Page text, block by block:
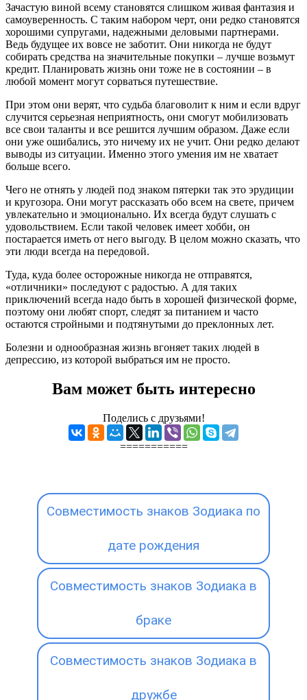
Зачастую виной всему становятся слишком живая фантазия и
самоуверенность. С таким набором черт, они редко становятся
хорошими супругами, надежными деловыми партнерами.
Ведь будущее их вовсе не заботит. Они никогда не будут
собирать средства на значительные покупки – лучше возьмут
кредит. Планировать жизнь они тоже не в состоянии – в
любой момент могут сорваться путешествие.
При этом они верят, что судьба благоволит к ним и если вдруг
случится серьезная неприятность, они смогут мобилизовать
все свои таланты и все решится лучшим образом. Даже если
они уже ошибались, это ничему их не учит. Они редко делают
выводы из ситуации. Именно этого умения им не хватает
больше всего.
Чего не отнять у людей под знаком пятерки так это эрудиции
и кругозора. Они могут рассказать обо всем на свете, причем
увлекательно и эмоционально. Их всегда будут слушать с
удовольствием. Если такой человек имеет хобби, он
постарается иметь от него выгоду. В целом можно сказать, что
эти люди всегда на передовой.
Туда, куда более осторожные никогда не отправятся,
«отличники» последуют с радостью. А для таких
приключений всегда надо быть в хорошей физической форме,
поэтому они любят спорт, следят за питанием и часто
остаются стройными и подтянутыми до преклонных лет.
Болезни и однообразная жизнь вгоняет таких людей в
депрессию, из которой выбраться им не просто.
Вам может быть интересно
Поделись с друзьями!
===========
Совместимость знаков Зодиака по
дате рождения
Совместимость знаков Зодиака в
браке
Совместимость знаков Зодиака в
дружбе